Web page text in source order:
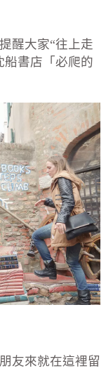
醒大家“往上走
船書店「必爬的
友來就在這裡留